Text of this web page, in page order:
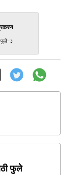
फुले- ३
फुले